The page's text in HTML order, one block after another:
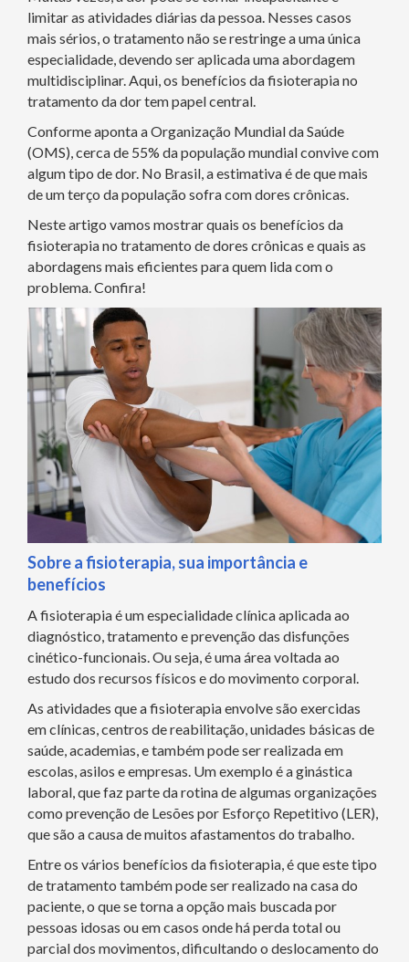
limitar as atividades diárias da pessoa. Nesses casos
mais sérios, o tratamento não se restringe a uma única
especialidade, devendo ser aplicada uma abordagem
multidisciplinar. Aqui, os benefícios da fisioterapia no
tratamento da dor tem papel central.
Conforme aponta a Organização Mundial da Saúde
(OMS), cerca de 55% da população mundial convive com
algum tipo de dor. No Brasil, a estimativa é de que mais
de um terço da população sofra com dores crônicas.
Neste artigo vamos mostrar quais os benefícios da
fisioterapia no tratamento de dores crônicas e quais as
abordagens mais eficientes para quem lida com o
problema. Confira!
Sobre a fisioterapia, sua importância e
benefícios
A fisioterapia é um especialidade clínica aplicada ao
diagnóstico, tratamento e prevenção das disfunções
cinético-funcionais. Ou seja, é uma área voltada ao
estudo dos recursos físicos e do movimento corporal.
As atividades que a fisioterapia envolve são exercidas
em clínicas, centros de reabilitação, unidades básicas de
saúde, academias, e também pode ser realizada em
escolas, asilos e empresas. Um exemplo é a ginástica
laboral, que faz parte da rotina de algumas organizações
como prevenção de Lesões por Esforço Repetitivo (LER),
que são a causa de muitos afastamentos do trabalho.
Entre os vários benefícios da fisioterapia, é que este tipo
de tratamento também pode ser realizado na casa do
paciente, o que se torna a opção mais buscada por
pessoas idosas ou em casos onde há perda total ou
parcial dos movimentos, dificultando o deslocamento do